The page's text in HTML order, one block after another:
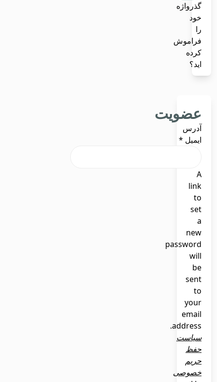
گذرواژه
خود
را
فراموش
کرده
اید؟
عضویت
آدرس
ایمیل *
A
link
to
set
a
new
password
will
be
sent
to
your
email
address.
سیاست
حفظ
حریم
خصوصی